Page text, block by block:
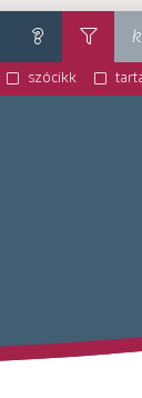
súgó szűrés
szócikk